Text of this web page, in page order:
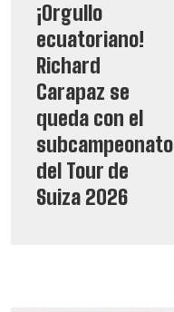
¡Orgullo
ecuatoriano!
Richard
Carapaz se
queda con el
subcampeonato
del Tour de
Suiza 2026